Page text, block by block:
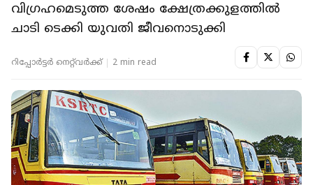
വിഗ്രഹമെടുത്ത ശേഷം ക്ഷേത്രക്കുളത്തില്‍
ചാടി ടെക്കി യുവതി ജീവനൊടുക്കി
റിപ്പോർട്ടർ നെറ്റ്‌വര്‍ക്ക്‌ 2 min read